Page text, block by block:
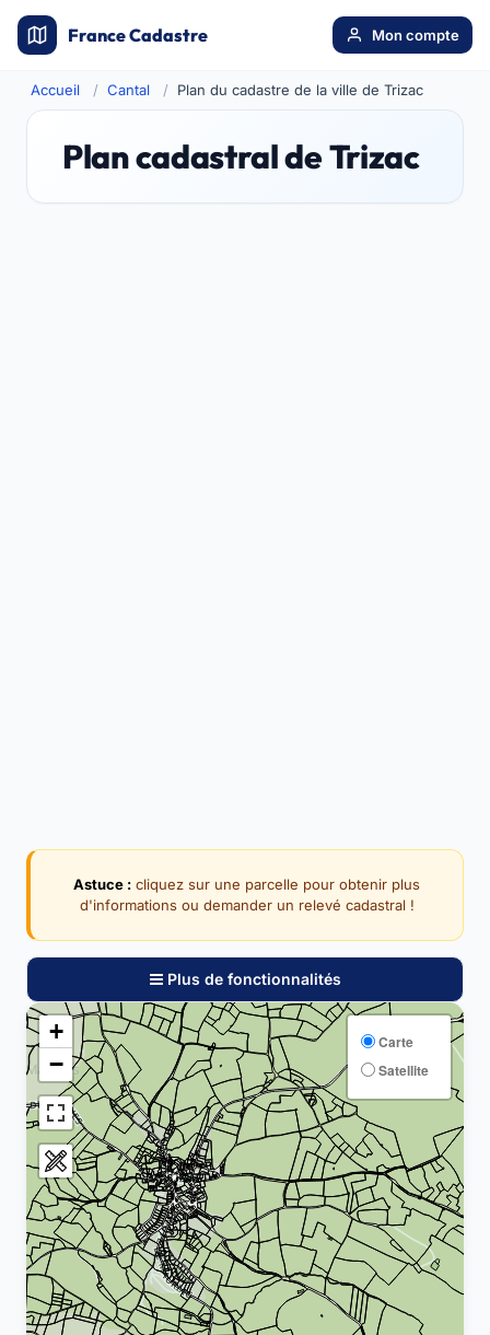
France Cadastre Mon compte
Accueil Cantal Plan du cadastre de la ville de Trizac
Plan cadastral de Trizac
Astuce : cliquez sur une parcelle pour obtenir plus
d'informations ou demander un relevé cadastral !
Plus de fonctionnalités
+
−
Carte
Satellite